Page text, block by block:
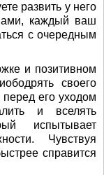
развить у него
каждый ваш
с очередным
и позитивном
своего
его уходом
и вселять
испытывает
Чувствуя
справится